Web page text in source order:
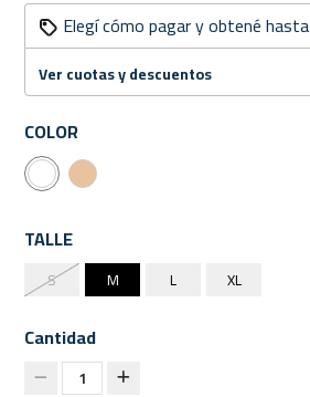
Elegí cómo pagar y obtené hasta
Ver cuotas y descuentos
COLOR
TALLE
S M L XL
Cantidad
1